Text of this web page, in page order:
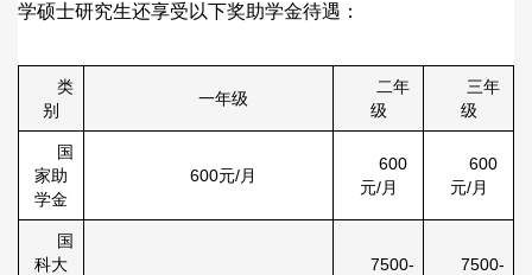
学硕士研究生还享受以下奖助学金待遇：
类
别
一年级
二年
级
三年
级
国
家助
学金
600元/月
600
元/月
600
元/月
国
科大
7500-
7500-